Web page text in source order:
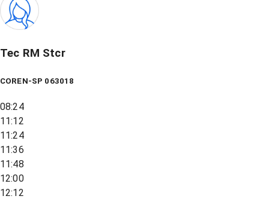
Tec RM Stcr
COREN-SP 063018
08:24
11:12
11:24
11:36
11:48
12:00
12:12